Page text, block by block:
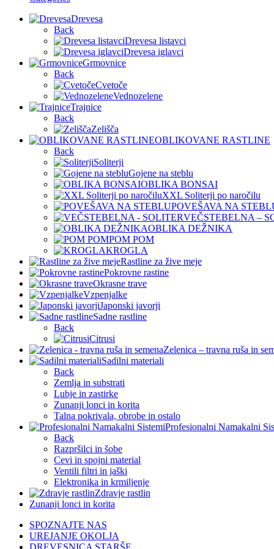
Drevesa
Back
Drevesa listavci
Drevesa iglavci
Grmovnice
Back
Cvetoče
Vednozelene
Trajnice
Back
Zelišča
OBLIKOVANE RASTLINE
Back
Soliterji
Gojene na steblu
OBLIKA BONSAI
XXL Soliterji po naročilu
POVEŠAVA NA
VEČSTEBELNA –
OBLIKA DEŽNIKA
POM POM
KROGLA
Rastline za žive meje
Pokrovne rastine
Okrasne trave
Vzpenjalke
Japonski javorji
Sadne rastline
Back
Citrusi
Zelenica – travna ruša in
Sadilni materiali
Back
Zemlja in substrati
Lubje in zastirke
Zunanji lonci in korita
Talna pokrivala, obrobe in ostalo
Profesionalni Namakalni
Back
Razpršilci in šobe
Cevi in spojni material
Ventili filtri in jaški
Elektronika in krmiljenje
Zdravje rastlin
Zunanji lonci in korita
SPOZNAJTE NAS
UREJANJE OKOLJA
DREVESNICA STARŠE